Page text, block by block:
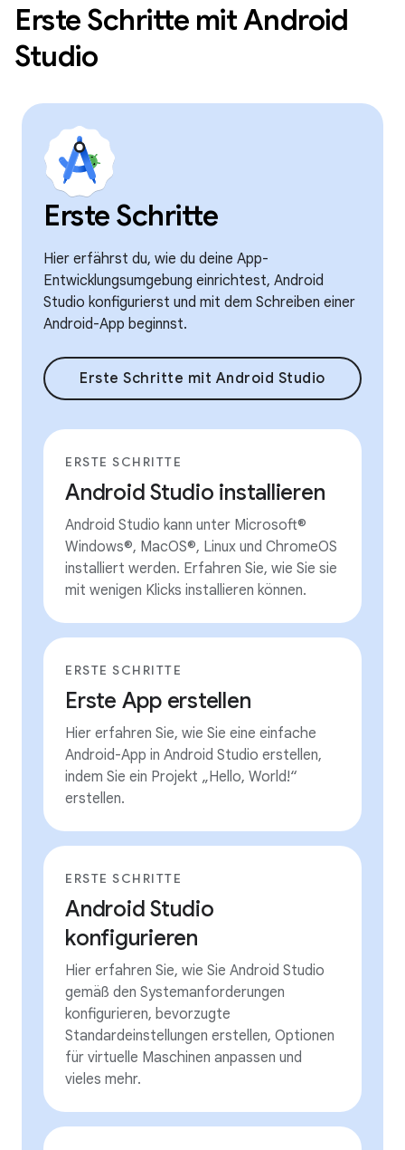
Erste Schritte mit Android
Studio
Erste Schritte
Hier erfährst du, wie du deine App-
Entwicklungsumgebung einrichtest, Android
Studio konfigurierst und mit dem Schreiben einer
Android-App beginnst.
Erste Schritte mit Android Studio
ERSTE SCHRITTE
Android Studio installieren
Android Studio kann unter Microsoft®
Windows®, MacOS®, Linux und ChromeOS
installiert werden. Erfahren Sie, wie Sie sie
mit wenigen Klicks installieren können.
ERSTE SCHRITTE
Erste App erstellen
Hier erfahren Sie, wie Sie eine einfache
Android-App in Android Studio erstellen,
indem Sie ein Projekt „Hello, World!“
erstellen.
ERSTE SCHRITTE
Android Studio
konfigurieren
Hier erfahren Sie, wie Sie Android Studio
gemäß den Systemanforderungen
konfigurieren, bevorzugte
Standardeinstellungen erstellen, Optionen
für virtuelle Maschinen anpassen und
vieles mehr.